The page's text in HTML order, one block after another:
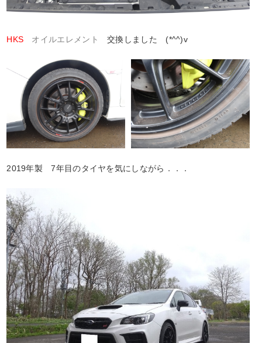
HKS オイルエレメント 交換しました (*^^)v
2019年製 7年目のタイヤを気にしながら．．．